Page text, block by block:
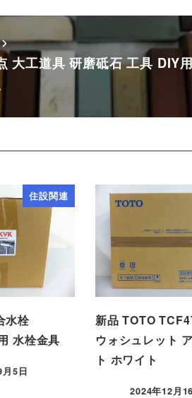
大工道具 研磨砥石 工具 DIY
住設関連
水栓
水栓金具
5日
新品 TOTO
ウォシュレット
ト ホワイト
2024年12月